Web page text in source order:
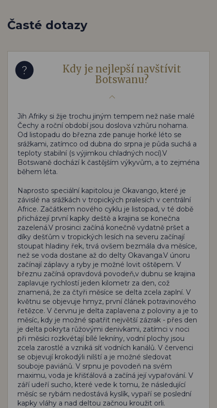
Časté dotazy
Kdy je nejlepší navštívit
Botswanu?
Jih Afriky si žije trochu jiným tempem než naše malé
Čechy a roční období jsou doslova vzhůru nohama.
Od listopadu do března zde panuje horké léto se
srážkami, zatímco od dubna do srpna je půda suchá a
teploty stabilní (s výjimkou chladných nocí).V
Botswaně dochází k častějším výkyvům, a to zejména
během léta.
Naprosto speciální kapitolou je Okavango, které je
závislé na srážkách v tropických pralesích v centrální
Africe. Začátkem nového cyklu je listopad, v té době
přicházejí první kapky deště a krajina se konečna
zazelená.V prosinci začíná konečně vydatně pršet a
díky dešťům v tropických lesích na severu začínají
stoupat hladiny řek, trvá ovšem bezmála dva měsíce,
než se voda dostane až do delty Okavanga.V únoru
začínají záplavy a ryby je možné lovit oštěpem. V
březnu začíná opravdová povodeň,v dubnu se krajina
zaplavuje rychlostí jeden kilometr za den, což
znamená, že za čtyři měsíce se delta zcela zaplní. V
květnu se objevuje hmyz, první článek potravinového
řetězce. V červnu je delta zaplavena z poloviny a je to
měsíc, kdy je možné spatřit největší zázrak - přes den
je delta pokryta růžovými denivkami, zatímci v noci
při měsíci rozkvétají bílé lekníny, vodní plochy jsou
zcela zarostlé a vzniká síť vodních kanálů. V červenci
se objevují krokodýli nilští a je možné sledovat
souboje paviánů. V srpnu je povodeň na svém
maximu, voda je křišťálová a začíná její vypařování. V
září udeří sucho, které vede k tomu, že následující
měsíc se rybám nedostává kyslík, vypaří se poslední
kapky vláhy a nad deltou začnou kroužit orli.